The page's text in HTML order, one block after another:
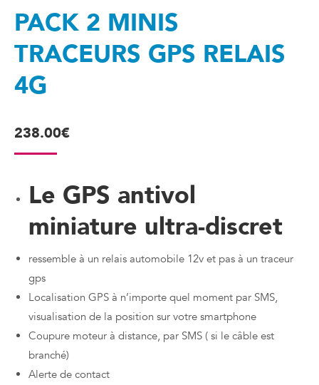
PACK 2 MINIS
TRACEURS GPS RELAIS
4G
238.00€
Le GPS antivol
miniature ultra-discret
ressemble à un relais automobile 12v et pas à un traceur
gps
Localisation GPS à n’importe quel moment par SMS,
visualisation de la position sur votre smartphone
Coupure moteur à distance, par SMS ( si le câble est
branché)
Alerte de contact